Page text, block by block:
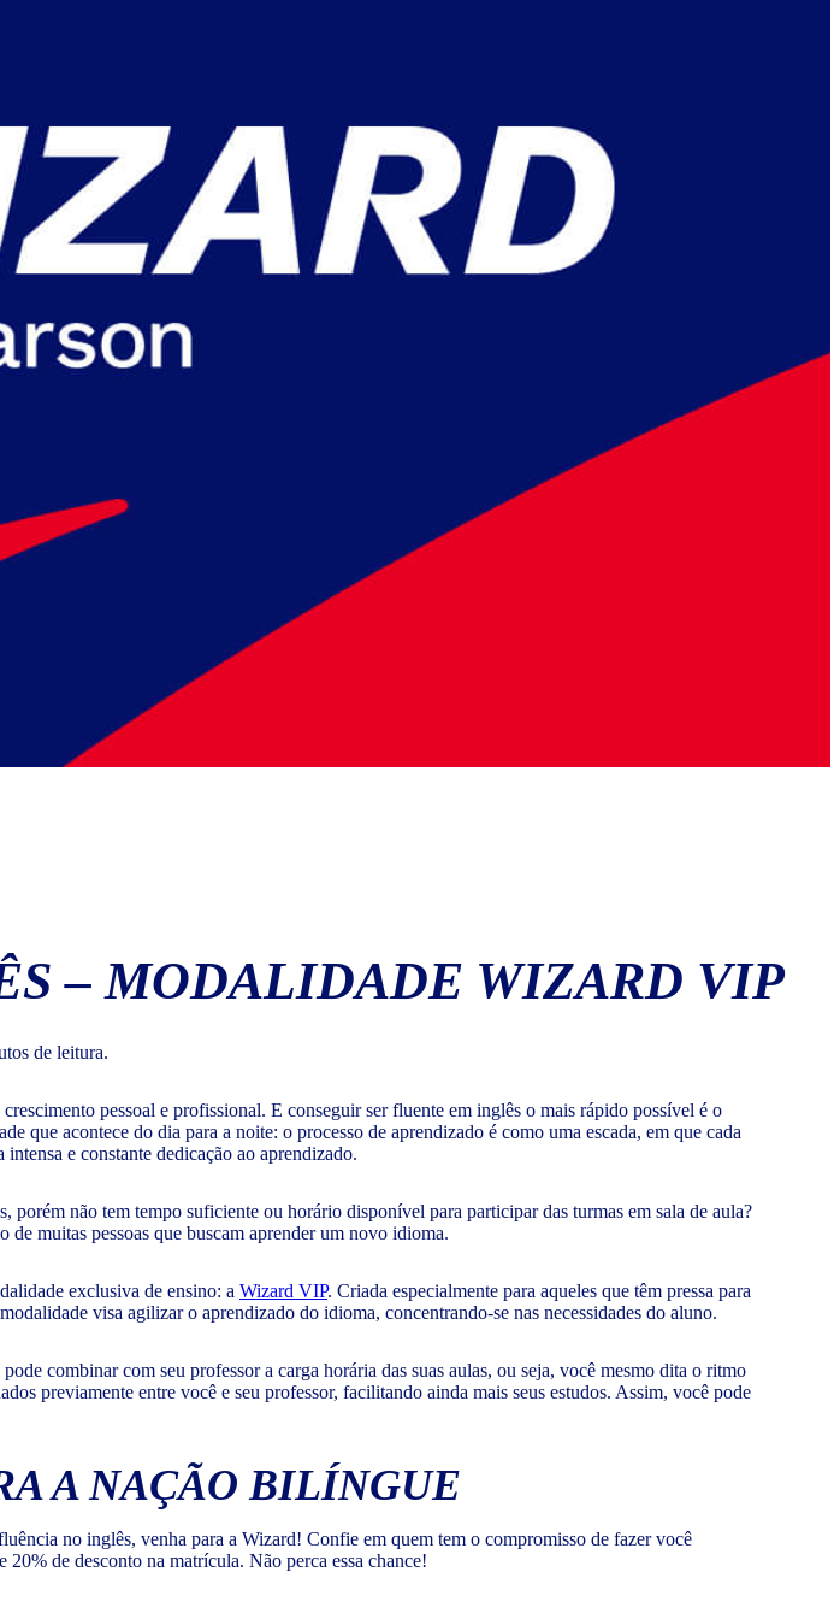
– MODALIDADE WIZARD VIP
de leitura.
pessoal e profissional. E conseguir ser fluente em inglês o mais rápido possível é o
que acontece do dia para a noite: o processo de aprendizado é como uma escada, em que cada
e constante dedicação ao aprendizado.
não tem tempo suficiente ou horário disponível para participar das turmas em sala de aula?
muitas pessoas que buscam aprender um novo idioma.
exclusiva de ensino: a Wizard VIP. Criada especialmente para aqueles que têm pressa para
visa agilizar o aprendizado do idioma, concentrando-se nas necessidades do aluno.
combinar com seu professor a carga horária das suas aulas, ou seja, você mesmo dita o ritmo
previamente entre você e seu professor, facilitando ainda mais seus estudos. Assim, você pode
A NAÇÃO BILÍNGUE
no inglês, venha para a Wizard! Confie em quem tem o compromisso de fazer você
de desconto na matrícula. Não perca essa chance!